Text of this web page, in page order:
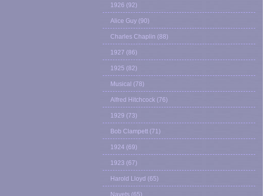
1926 (92)
Alice Guy (90)
Charles Chaplin (88)
1927 (86)
1925 (82)
Musical (78)
Alfred Hitchcock (76)
1929 (73)
Bob Clampett (71)
1924 (69)
1923 (67)
Harold Lloyd (65)
Navets (65)